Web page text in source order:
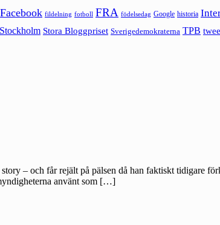
Facebook fildelning fotboll FRA födelsedag Google historia
Stockholm Stora Bloggpriset Sverigedemokraterna TPB
– och får rejält på pälsen då han faktiskt tidigare
använt som […]